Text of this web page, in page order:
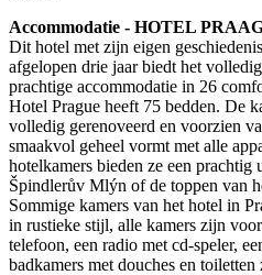
Accommodatie - HOTEL
Dit hotel met zijn eigen
afgelopen drie jaar biedt het
prachtige accommodatie in 26
Hotel Prague heeft 75 bedden. De
volledig gerenoveerd en voorzien
smaakvol geheel vormt met alle
hotelkamers bieden ze een prachtig
Špindlerův Mlýn of de toppen van
Sommige kamers van het hotel in
in rustieke stijl, alle kamers zijn
telefoon, een radio met cd-speler,
badkamers met douches en